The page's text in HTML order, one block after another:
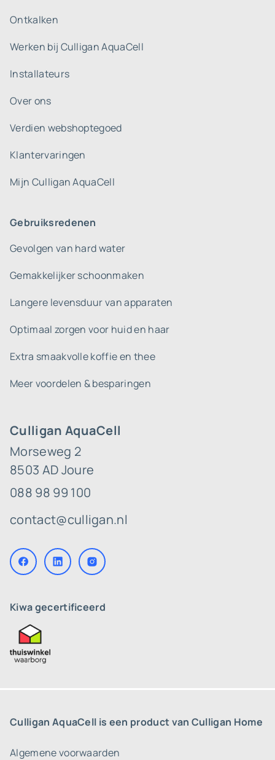
Culligan AquaCell
Morseweg 2
8503 AD Joure
088 98 99 100
contact@culligan.nl
Kiwa gecertificeerd
Ontkalken
Werken bij Culligan AquaCell
Installateurs
Over ons
Verdien webshoptegoed
Klantervaringen
Mijn Culligan AquaCell
Gebruiksredenen
Gevolgen van hard water
Gemakkelijker schoonmaken
Langere levensduur van apparaten
Optimaal zorgen voor huid en haar
Extra smaakvolle koffie en thee
Meer voordelen & besparingen
Culligan AquaCell is een product van Culligan Home
Algemene voorwaarden